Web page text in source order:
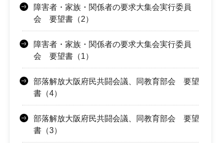
障害者・家族・関係者の要求大集会実行委員
会 要望書（2）
障害者・家族・関係者の要求大集会実行委員
会 要望書（1）
部落解放大阪府民共闘会議、同教育部会 要望
書（4）
部落解放大阪府民共闘会議、同教育部会 要望
書（3）